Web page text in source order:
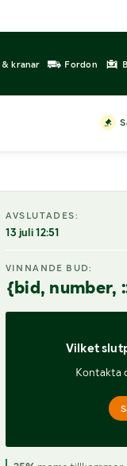
kranar Fordon
AVSLUTADES:
13 juli 12:51
VINNANDE BUD:
{bid,
Vilket
Kontakta